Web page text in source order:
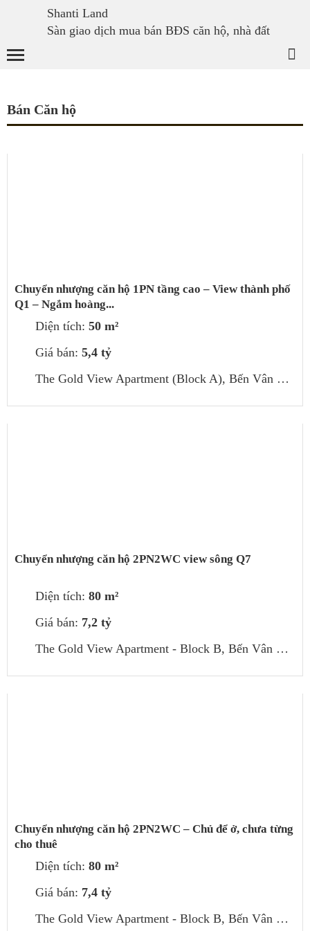
Shanti Land
Sàn giao dịch mua bán BĐS căn hộ, nhà đất
Bán Căn hộ
Chuyển nhượng căn hộ 1PN tầng cao – View thành phố
Q1 – Ngắm hoàng...
Diện tích: 50 m²
Giá bán: 5,4 tỷ
The Gold View Apartment (Block A), Bến Vân Đồn, phường 1, Quận 4, Thành phố Hồ Chí Minh, Việt Nam
Chuyển nhượng căn hộ 2PN2WC view sông Q7
Diện tích: 80 m²
Giá bán: 7,2 tỷ
The Gold View Apartment - Block B, Bến Vân Đồn, phường 1, Quận 4, Thành phố Hồ Chí Minh, Việt Nam
Chuyển nhượng căn hộ 2PN2WC – Chủ để ở, chưa từng
cho thuê
Diện tích: 80 m²
Giá bán: 7,4 tỷ
The Gold View Apartment - Block B, Bến Vân Đồn, phường 1, Quận 4, Thành phố Hồ Chí Minh, Việt Nam